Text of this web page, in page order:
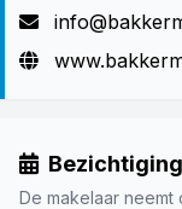
De makelaar